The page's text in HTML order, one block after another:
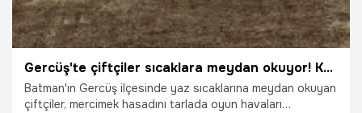
Gercüş'te çiftçiler sıcaklara meydan okuyor! Kavurucu havada 'oyun havalı' hasat
Batman'ın Gercüş ilçesinde yaz sıcaklarına meydan okuyan
çiftçiler, mercimek hasadını tarlada oyun havaları